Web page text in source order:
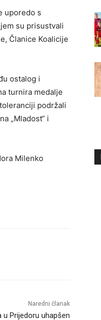
uporedo s
su prisustvali
Članice Koalicije
ostalog i
turnira medalje
podržali
„Mladost“ i
Milenko
Naredni članak
Prijedoru uhapšen